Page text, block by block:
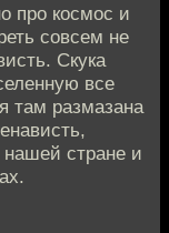
про космос и
совсем не
Скука
все
там размазана
нашей стране и